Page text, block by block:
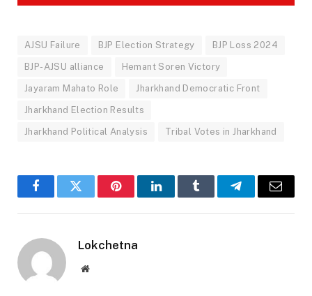
AJSU Failure BJP Election Strategy BJP Loss 2024
BJP-AJSU alliance Hemant Soren Victory
Jayaram Mahato Role Jharkhand Democratic Front
Jharkhand Election Results
Jharkhand Political Analysis Tribal Votes in Jharkhand
FacebookTwitter PinterestLinkedInTumblr TelegramEmail
Lokchetna
Website